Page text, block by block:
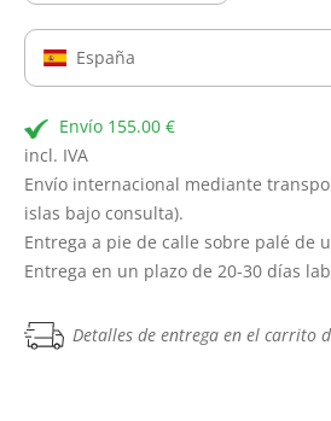
España
Envío 155.00 €
incl. IVA
Envío internacional mediante
islas bajo consulta).
Entrega a pie de calle sobre palé de
Entrega en un plazo de 20-30 días
Detalles de entrega en el carrito